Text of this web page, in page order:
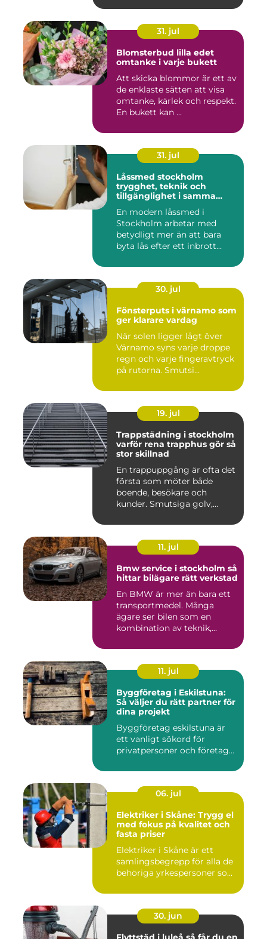
31. jul
Blomsterbud lilla edet
omtanke i varje bukett
Att skicka blommor är ett av
de enklaste sätten att visa
omtanke, kärlek och respekt.
En bukett kan ...
31. jul
Låssmed stockholm
trygghet, teknik och
tillgänglighet i samma
En modern låssmed i
Stockholm arbetar med
betydligt mer än att bara
byta lås efter ett inbrott
30. jul
Fönsterputs i värnamo som
ger klarare vardag
När solen ligger lågt över
Värnamo syns varje droppe
regn och varje fingeravtryck
på rutorna. Smutsi...
19. jul
Trappstädning i stockholm
varför rena trapphus gör så
stor skillnad
En trappuppgång är ofta det
första som möter både
boende, besökare och
kunder. Smutsiga golv,
11. jul
Bmw service i stockholm så
hittar bilägare rätt verkstad
En BMW är mer än bara ett
transportmedel. Många
ägare ser bilen som en
kombination av teknik,
11. jul
Byggföretag i Eskilstuna:
Så väljer du rätt partner för
dina projekt
Byggföretag eskilstuna är
ett vanligt sökord för
privatpersoner och företag...
06. jul
Elektriker i Skåne: Trygg el
med fokus på kvalitet och
fasta priser
Elektriker i Skåne är ett
samlingsbegrepp för alla de
behöriga yrkespersoner so...
30. jun